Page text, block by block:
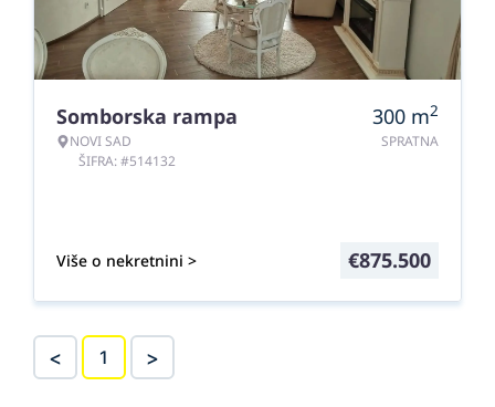
Somborska rampa
NOVI SAD
ŠIFRA: #514132
300 m2
SPRATNA
Više o nekretnini > €875.500
< 1 >